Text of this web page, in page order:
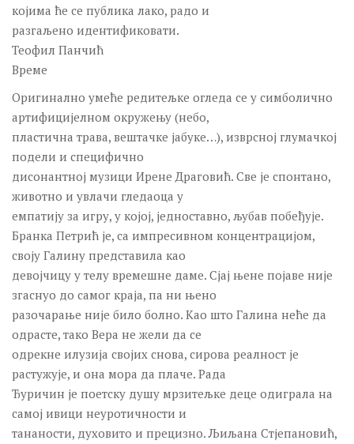
којима ће се публика лако, радо и
разгаљено идентификовати.
Теофил Панчић
Време
Оригинално умеће редитељке огледа се у симболично
артифицијелном окружењу (небо,
пластична трава, вештачке јабуке…), изврсној глумачкој
подели и специфично
дисонантној музици Ирене Драговић. Све је спонтано,
животно и увлачи гледаоца у
емпатију за игру, у којој, једноставно, љубав побеђује.
Бранка Петрић је, са импресивном концентрацијом,
своју Галину представила као
девојчицу у телу времешне даме. Сјај њене појаве није
згаснуо до самог краја, па ни њено
разочарање није било болно. Као што Галина неће да
одрасте, тако Вера не жели да се
одрекне илузија својих снова, сирова реалност је
растужује, и она мора да плаче. Рада
Ђуричин је поетску душу мрзитељке деце одиграла на
самој ивици неуротичности и
тананости, духовито и прецизно. Љиљана Стјепановић,